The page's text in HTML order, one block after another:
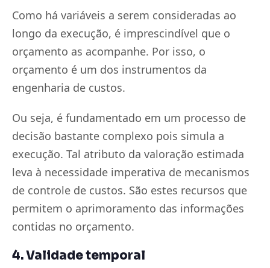
Como há variáveis a serem consideradas ao
longo da execução, é imprescindível que o
orçamento as acompanhe. Por isso, o
orçamento é um dos instrumentos da
engenharia de custos.
Ou seja, é fundamentado em um processo de
decisão bastante complexo pois simula a
execução. Tal atributo da valoração estimada
leva à necessidade imperativa de mecanismos
de controle de custos. São estes recursos que
permitem o aprimoramento das informações
contidas no orçamento.
4. Validade temporal